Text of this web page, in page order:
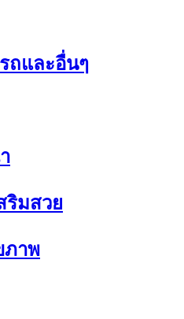
ถและอื่นๆ
ริมสวย
าพ